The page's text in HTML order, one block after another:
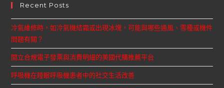
Recent Posts
冷氣維修時，如冷氣機結霜或出現冰塊，可能與哪些通風、雪種或機件
問題有關？
開立合規電子發票與消費明細的美國代購推薦平台
呼吸機在睡眠呼吸機患者中的社交生活改善